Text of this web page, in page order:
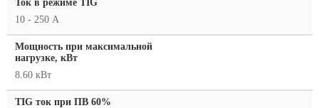
Ток в режиме TIG
10 - 250 А
Мощность при максимальной
нагрузке, кВт
8.60 кВт
TIG ток при ПВ 60%